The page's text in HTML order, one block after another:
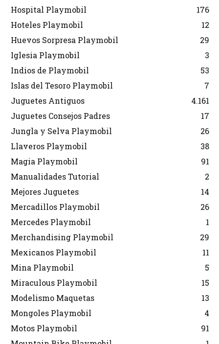
Hospital Playmobil
176
Hoteles Playmobil
12
Huevos Sorpresa Playmobil
29
Iglesia Playmobil
3
Indios de Playmobil
53
Islas del Tesoro Playmobil
7
Juguetes Antiguos
4.161
Juguetes Consejos Padres
17
Jungla y Selva Playmobil
26
Llaveros Playmobil
38
Magia Playmobil
91
Manualidades Tutorial
2
Mejores Juguetes
14
Mercadillos Playmobil
26
Mercedes Playmobil
1
Merchandising Playmobil
29
Mexicanos Playmobil
11
Mina Playmobil
5
Miraculous Playmobil
15
Modelismo Maquetas
13
Mongoles Playmobil
4
Motos Playmobil
91